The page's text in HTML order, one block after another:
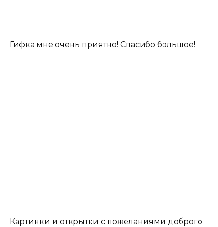
Гифка мне очень приятно! Спасибо большое!
Картинки и открытки с пожеланиями доброго